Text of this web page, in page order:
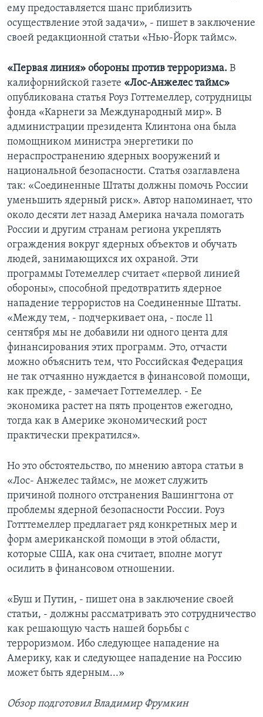
ему предоставляется шанс приблизить
осуществление этой задачи», - пишет в заключение
своей редакционной статьи «Нью-Йорк таймс».
«Первая линия» обороны против терроризма. В
калифорнийской газете «Лос-Анжелес таймс»
опубликована статья Роуз Готтемеллер, сотрудницы
фонда «Карнеги за Международный мир». В
администрации президента Клинтона она была
помощником министра энергетики по
нераспространению ядерных вооружений и
национальной безопасности. Статья озаглавлена
так: «Соединенные Штаты должны помочь России
уменьшить ядерный риск». Автор напоминает, что
около десяти лет назад Америка начала помогать
России и другим странам региона укреплять
ограждения вокруг ядерных объектов и обучать
людей, занимающихся их охраной. Эти
программы Готемеллер считает «первой линией
обороны», способной предотвратить ядерное
нападение террористов на Соединенные Штаты.
«Между тем, - подчеркивает она, - после 11
сентября мы не добавили ни одного цента для
финансирования этих программ. Это, отчасти
можно объяснить тем, что Российская Федерация
не так отчаянно нуждается в финансовой помощи,
как прежде, - замечает Готтемеллер. - Ее
экономика растет на пять процентов ежегодно,
тогда как в Америке экономический рост
практически прекратился».
Но это обстоятельство, по мнению автора статьи в
«Лос- Анжелес таймс», не может служить
причиной полного отстранения Вашингтона от
проблемы ядерной безопасности России. Роуз
Готттемеллер предлагает ряд конкретных мер и
форм американской помощи в этой области,
которые США, как она считает, вполне могут
осилить в финансовом отношении.
«Буш и Путин, - пишет она в заключение своей
статьи, - должны рассматривать это сотрудничество
как решающую часть нашей борьбы с
терроризмом. Ибо следующее нападение на
Америку, как и следующее нападение на Россию
может быть ядерным...»
Обзор подготовил Владимир Фрумкин